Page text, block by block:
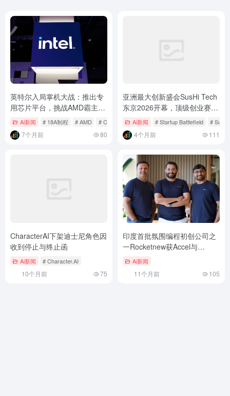
英特尔入局掌机大战：推出专
用芯片平台，挑战AMD霸主地
位 Ai新闻 # 18A制程 # AMD # CES 2026
7个月前 80
亚洲最大创新盛会SusHi Tech
东京2026开幕，顶级创业赛事
直通硅谷舞台
Ai新闻 # Startup Battlefield #
4个月前 111
CharacterAI下架迪士尼角色因
收到停止与终止函
Ai新闻 # Character.AI
10个月前 75
印度首批氛围编程初创公司之
一Rocketnew获Accel与
Salesforce Ventures投资1500
万美元
Ai新闻
11个月前 105